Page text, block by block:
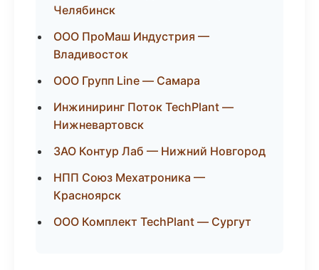
Челябинск
ООО ПроМаш Индустрия —
Владивосток
ООО Групп Line — Самара
Инжиниринг Поток TechPlant —
Нижневартовск
ЗАО Контур Лаб — Нижний Новгород
НПП Союз Мехатроника —
Красноярск
ООО Комплект TechPlant — Сургут